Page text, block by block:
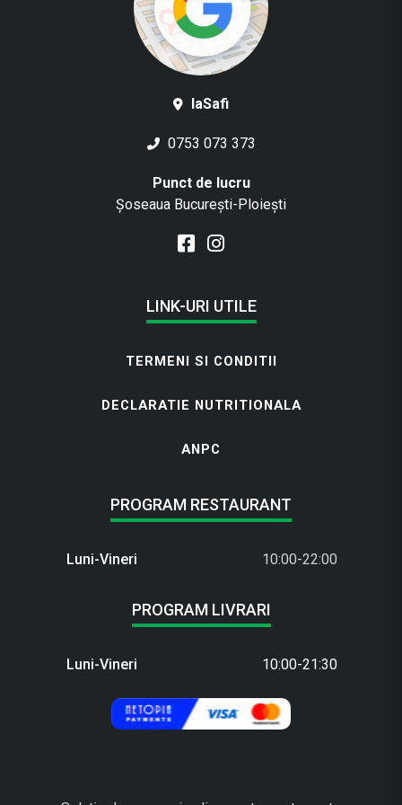
laSafi
0753 073 373
Punct de lucru
Șoseaua București-Ploiești
LINK-URI UTILE
TERMENI SI CONDITII
DECLARATIE NUTRITIONALA
ANPC
PROGRAM RESTAURANT
Luni-Vineri 10:00-22:00
PROGRAM LIVRARI
Luni-Vineri 10:00-21:30